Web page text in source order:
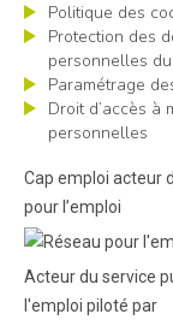
Politique des
Protection des
personnelles
Paramétrage
Droit d’accès à
personnelles
Cap emploi acteur
pour l’emploi
Acteur du service
l'emploi piloté par